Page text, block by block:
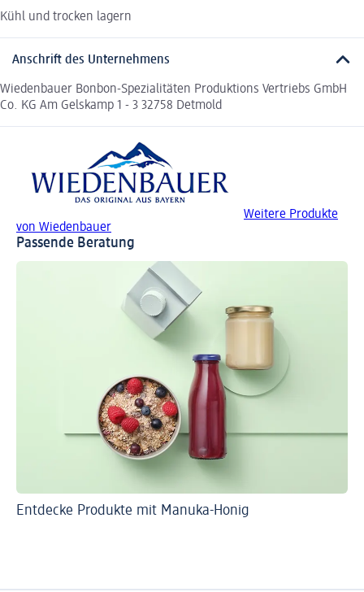
Kühl und trocken lagern
Anschrift des Unternehmens
Wiedenbauer Bonbon-Spezialitäten Produktions Vertriebs GmbH
Co. KG Am Gelskamp 1 - 3 32758 Detmold
Weitere Produkte
von Wiedenbauer
Passende Beratung
Entdecke Produkte mit Manuka-Honig